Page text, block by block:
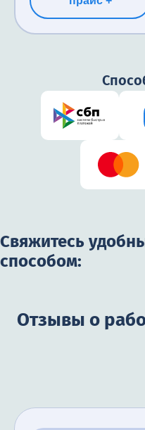
избавиться от
Свяжитесь
способом:
Отзывы о